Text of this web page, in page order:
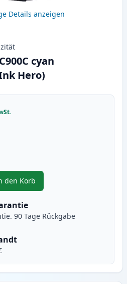
Details anzeigen
cyan
Hero)
um anzupassen
den Korb
, 2 stück Brother LC900C cyan
90 Tage Rückgabe